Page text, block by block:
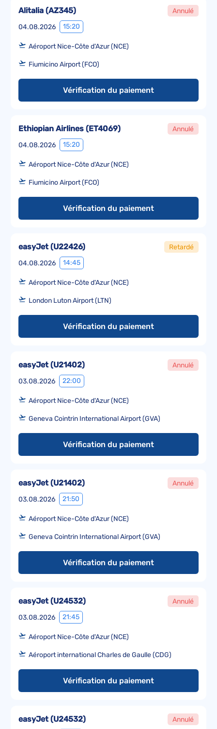
04.08.2026 15:20
Alitalia (AZ345) Annulé
Aéroport Nice-Côte d'Azur (NCE)
Fiumicino Airport (FCO)
Vérification du paiement
04.08.2026 15:20
Ethiopian Airlines (ET4069) Annulé
Aéroport Nice-Côte d'Azur (NCE)
Fiumicino Airport (FCO)
Vérification du paiement
04.08.2026 14:45
easyJet(U22426) Retardé
Aéroport Nice-Côte d'Azur (NCE)
London Luton Airport (LTN)
Vérification du paiement
03.08.2026 22:00
easyJet(U21402) Annulé
Aéroport Nice-Côte d'Azur (NCE)
Geneva Cointrin International Airport (GVA)
Vérification du paiement
03.08.2026 21:50
easyJet(U21402) Annulé
Aéroport Nice-Côte d'Azur (NCE)
Geneva Cointrin International Airport (GVA)
Vérification du paiement
03.08.2026 21:45
easyJet(U24532) Annulé
Aéroport Nice-Côte d'Azur (NCE)
Aéroport international Charles de Gaulle (CDG)
Vérification du paiement
easyJet(U24532) Annulé